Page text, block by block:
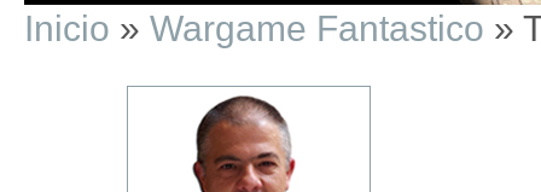
Inicio » Wargame Fantastico »